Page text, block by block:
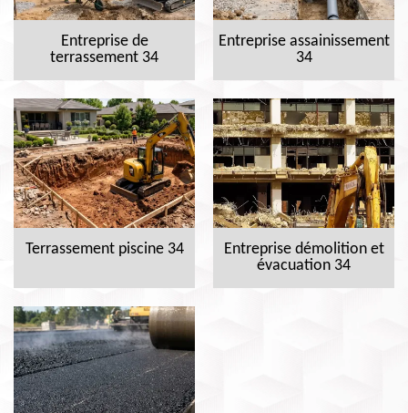
Entreprise de
terrassement 34
Entreprise assainissement
34
Terrassement piscine 34
Entreprise démolition et
évacuation 34